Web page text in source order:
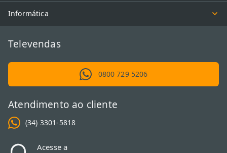
Informática
Televendas
0800 729 5206
Atendimento ao cliente
(34) 3301-5818
Acesse a